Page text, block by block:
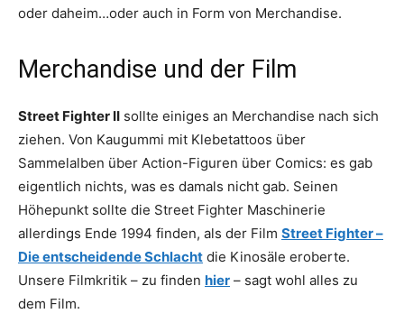
oder daheim…oder auch in Form von Merchandise.
Merchandise und der Film
Street Fighter II sollte einiges an Merchandise nach sich
ziehen. Von Kaugummi mit Klebetattoos über
Sammelalben über Action-Figuren über Comics: es gab
eigentlich nichts, was es damals nicht gab. Seinen
Höhepunkt sollte die Street Fighter Maschinerie
allerdings Ende 1994 finden, als der Film Street Fighter –
Die entscheidende Schlacht die Kinosäle eroberte.
Unsere Filmkritik – zu finden hier – sagt wohl alles zu
dem Film.